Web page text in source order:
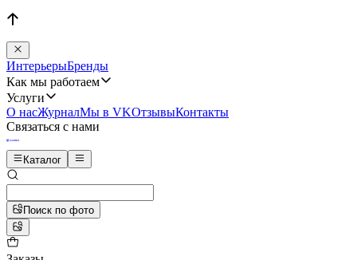
ИнтерьерыБренды
Как мы работаем
Услуги
О насЖурналМы в VKОтзывыКонтакты
Связаться с нами
Каталог
Поиск по фото